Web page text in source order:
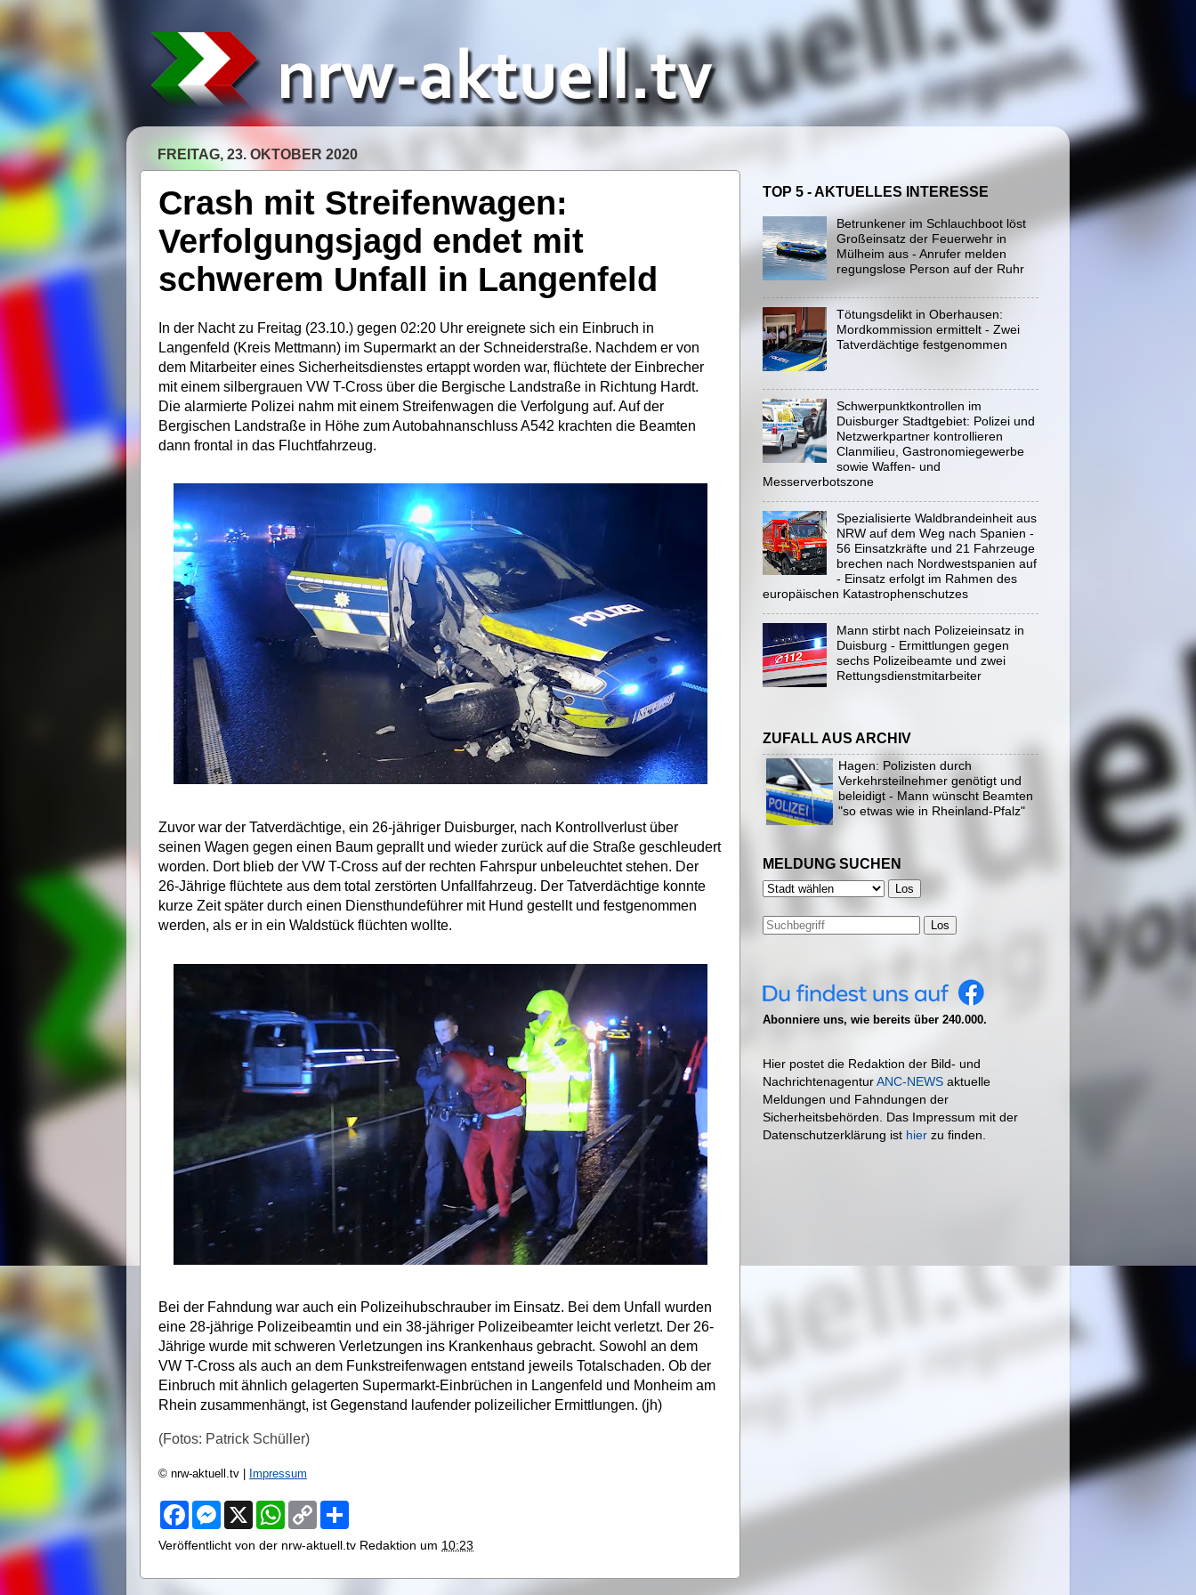
FREITAG, 23. OKTOBER 2020
Crash mit Streifenwagen:
Verfolgungsjagd endet mit
schwerem Unfall in Langenfeld
In der Nacht zu Freitag (23.10.) gegen 02:20 Uhr ereignete sich ein Einbruch in
Langenfeld (Kreis Mettmann) im Supermarkt an der Schneiderstraße. Nachdem er von
dem Mitarbeiter eines Sicherheitsdienstes ertappt worden war, flüchtete der Einbrecher
mit einem silbergrauen VW T-Cross über die Bergische Landstraße in Richtung Hardt.
Die alarmierte Polizei nahm mit einem Streifenwagen die Verfolgung auf. Auf der
Bergischen Landstraße in Höhe zum Autobahnanschluss A542 krachten die Beamten
dann frontal in das Fluchtfahrzeug.
Zuvor war der Tatverdächtige, ein 26-jähriger Duisburger, nach Kontrollverlust über
seinen Wagen gegen einen Baum geprallt und wieder zurück auf die Straße geschleudert
worden. Dort blieb der VW T-Cross auf der rechten Fahrspur unbeleuchtet stehen. Der
26-Jährige flüchtete aus dem total zerstörten Unfallfahrzeug. Der Tatverdächtige konnte
kurze Zeit später durch einen Diensthundeführer mit Hund gestellt und festgenommen
werden, als er in ein Waldstück flüchten wollte.
Bei der Fahndung war auch ein Polizeihubschrauber im Einsatz. Bei dem Unfall wurden
eine 28-jährige Polizeibeamtin und ein 38-jähriger Polizeibeamter leicht verletzt. Der 26-
Jährige wurde mit schweren Verletzungen ins Krankenhaus gebracht. Sowohl an dem
VW T-Cross als auch an dem Funkstreifenwagen entstand jeweils Totalschaden. Ob der
Einbruch mit ähnlich gelagerten Supermarkt-Einbrüchen in Langenfeld und Monheim am
Rhein zusammenhängt, ist Gegenstand laufender polizeilicher Ermittlungen. (jh)
(Fotos: Patrick Schüller)
© nrw-aktuell.tv | Impressum
F
e
o
M
s
n
X
W
t
A
C
y
i
r
Veröffentlicht von der nrw-aktuell.tv Redaktion um 10:23
TOP 5 - AKTUELLES INTERESSE
Betrunkener im Schlauchboot löst
Großeinsatz der Feuerwehr in
Mülheim aus - Anrufer melden
regungslose Person auf der Ruhr
Tötungsdelikt in Oberhausen:
Mordkommission ermittelt - Zwei
Tatverdächtige festgenommen
Schwerpunktkontrollen im
Duisburger Stadtgebiet: Polizei und
Netzwerkpartner kontrollieren
Clanmilieu, Gastronomiegewerbe
sowie Waffen- und
Messerverbotszone
Spezialisierte Waldbrandeinheit aus
NRW auf dem Weg nach Spanien -
56 Einsatzkräfte und 21 Fahrzeuge
brechen nach Nordwestspanien auf
- Einsatz erfolgt im Rahmen des
europäischen Katastrophenschutzes
Mann stirbt nach Polizeieinsatz in
Duisburg - Ermittlungen gegen
sechs Polizeibeamte und zwei
Rettungsdienstmitarbeiter
ZUFALL AUS ARCHIV
Hagen: Polizisten durch
Verkehrsteilnehmer genötigt und
beleidigt - Mann wünscht Beamten
"so etwas wie in Rheinland-Pfalz"
MELDUNG SUCHEN
Los
Abonniere uns, wie bereits über 240.000.
Hier postet die Redaktion der Bild- und
NachrichtenagenturANC-NEWS aktuelle
Meldungen und Fahndungen der
Sicherheitsbehörden. Das Impressum mit der
Datenschutzerklärung ist hier zu finden.